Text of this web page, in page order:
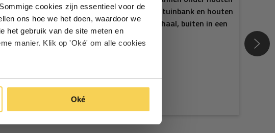
cookies zijn essentieel voor de
ons hoe we het doen, waardoor we
het gebruik van de site meten en
manier. Klik op 'Oké' om alle cookies
Oké